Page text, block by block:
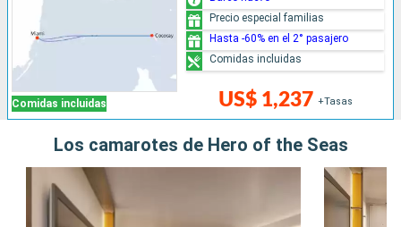
Comidas incluidas US$ 1,237 +Tasas
Precio especial familias
Hasta -60% en el 2° pasajero
Comidas incluidas
Los camarotes de Hero of the Seas